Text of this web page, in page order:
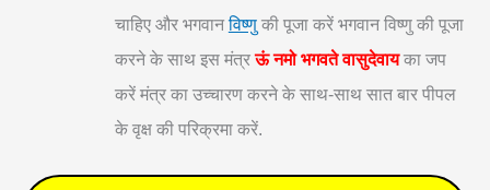
चाहिए और भगवानविष्णुकी पूजा करें भगवान विष्णु की पूजा
करने के साथ इस मंत्रऊं नमो भगवते वासुदेवायका जप
करें मंत्र का उच्चारण करने के साथ-साथ सात बार पीपल
के वृक्ष की परिक्रमा करें.